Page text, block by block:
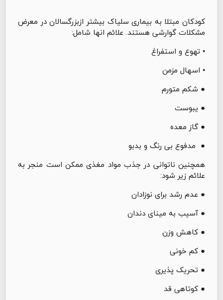
کودکان مبتلا به بیماری سلیاک بیشتر ازبزرگسالان در معرض
مشکلات گوارشی هستند. علائم انها شامل:
• تهوع و استفراغ
• اسهال مزمن
● شکم متورم
● یبوست
● گاز معده
● مدفوع بی رنگ و بدبو
همچنین ناتوانی در جذب مواد مغذی ممکن است منجر به
علائم زیر شود:
● عدم رشد برای نوزادان
● آسیب به مینای دندان
● کاهش وزن
● کم خونی
● تحریک پذیری
● کوتاهی قد